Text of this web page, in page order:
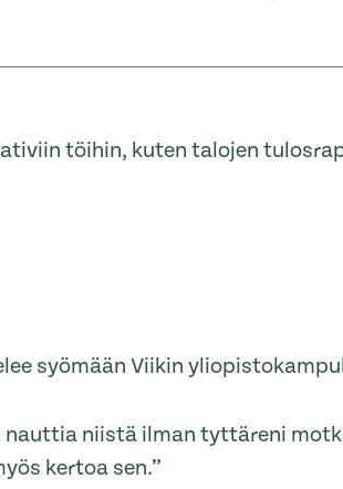
töihin, kuten talojen
syömään Viikin
nauttia niistä ilman tyttäreni
kertoa sen.”